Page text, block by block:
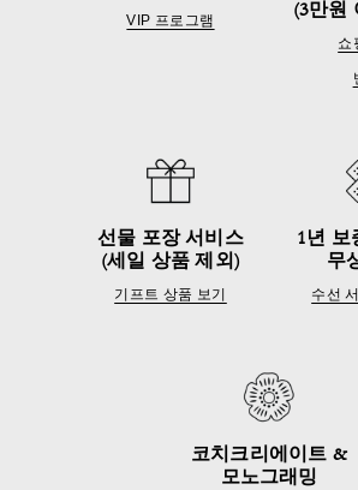
VIP 프로그램
(3만원
쇼
선물 포장 서비스
(세일 상품 제외)
기프트 상품 보기
1년 보
무
수선
코치크리에이트 &
모노그래밍